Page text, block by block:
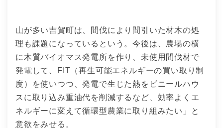
山が多い吉賀町は、間伐により間引いた材木の処
理も課題になっているという。今後は、農場の横
に木質バイオマス発電所を作り、未使用間伐材で
発電して、FIT（再生可能エネルギーの買い取り制
度）を使いつつ、発電で生じた熱をビニールハウ
スに取り込み重油代を削減するなど、効率よくエ
ネルギーに変えて循環型農業に取り組みたい」と
意欲をみせる。